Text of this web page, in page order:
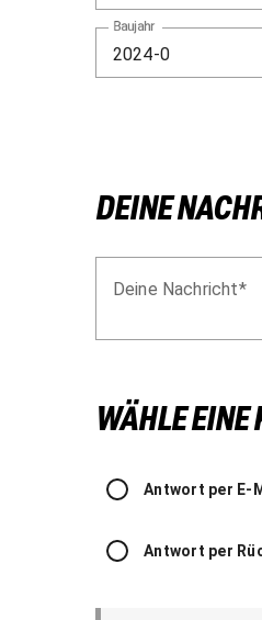
Baujahr
DEINE
Deine Nachricht
WÄHLE EINE
Antwort per E-
Antwort per